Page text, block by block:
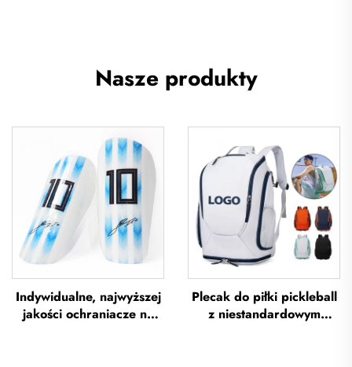
Nasze produkty
Indywidualne, najwyższej
jakości ochraniacze na
Plecak do piłki pickleball
z niestandardowym